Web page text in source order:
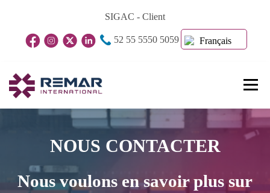
contenu
SIGAC - Client
52 55 5550 5059 Français
Menu
À Propos De Nous Unités D’affaires
Blog Contact
NOUS CONTACTER
Nous voulons en savoir plus sur